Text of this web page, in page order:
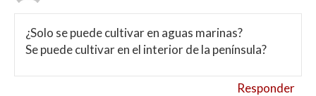
¿Solo se puede cultivar en aguas marinas?
Se puede cultivar en el interior de la península?
Responder